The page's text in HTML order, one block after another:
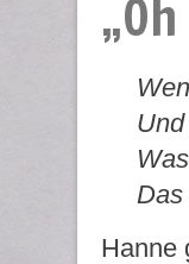
Das
Hanne